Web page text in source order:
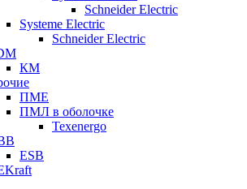
Schneider Electric
Systeme Electric
Schneider Electric
КМ
ПМЕ
ПМЛ в оболочке
Texenergo
ESB